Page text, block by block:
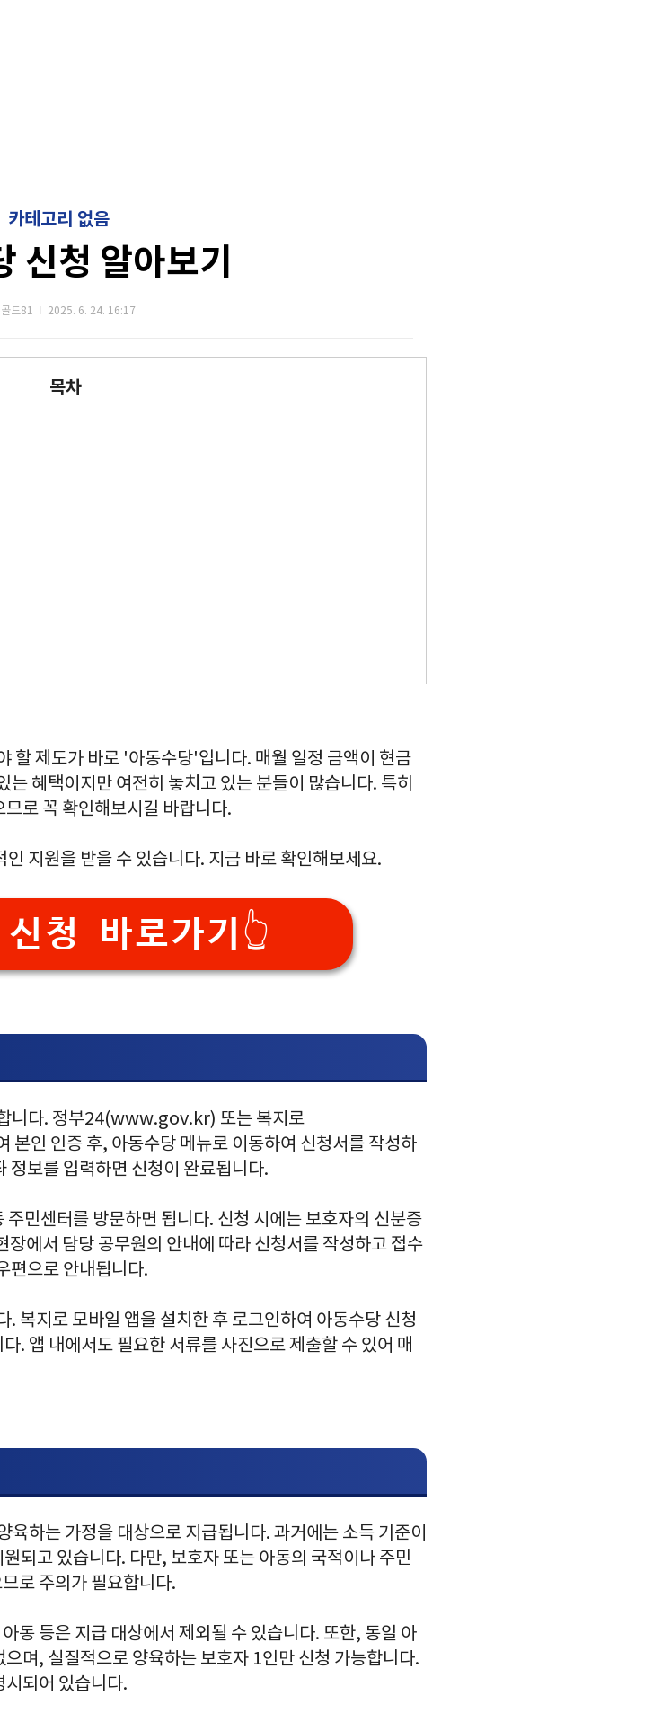
카테고리 없음
신청 알아보기
드81 2025. 6. 24. 16:17
목차
할 제도가 바로 '아동수당'입니다. 매월 일정 금액이 현금
혜택이지만 여전히 놓치고 있는 분들이 많습니다. 특히
로 꼭 확인해보시길 바랍니다.
지원을 받을 수 있습니다. 지금 바로 확인해보세요.
청 바로가기👆
니다. 정부24(www.gov.kr) 또는 복지로
인 인증 후, 아동수당 메뉴로 이동하여 신청서를 작성하
정보를 입력하면 신청이 완료됩니다.
민센터를 방문하면 됩니다. 신청 시에는 보호자의 신분증
에서 담당 공무원의 안내에 따라 신청서를 작성하고 접수
편으로 안내됩니다.
복지로 모바일 앱을 설치한 후 로그인하여 아동수당 신청
. 앱 내에서도 필요한 서류를 사진으로 제출할 수 있어 매
하는 가정을 대상으로 지급됩니다. 과거에는 소득 기준이
되고 있습니다. 다만, 보호자 또는 아동의 국적이나 주민
로 주의가 필요합니다.
동 등은 지급 대상에서 제외될 수 있습니다. 또한, 동일 아
며, 실질적으로 양육하는 보호자 1인만 신청 가능합니다.
되어 있습니다.